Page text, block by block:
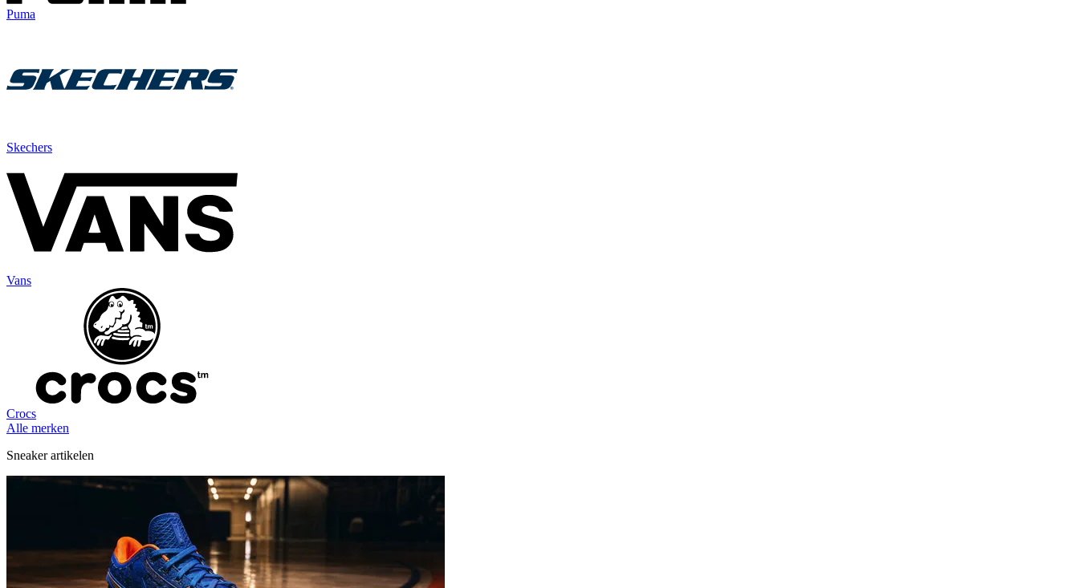
Puma
Skechers
Vans
Crocs
Alle merken
Sneaker artikelen